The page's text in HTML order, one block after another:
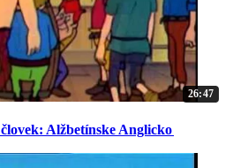
26:47
Alžbetínske Anglicko